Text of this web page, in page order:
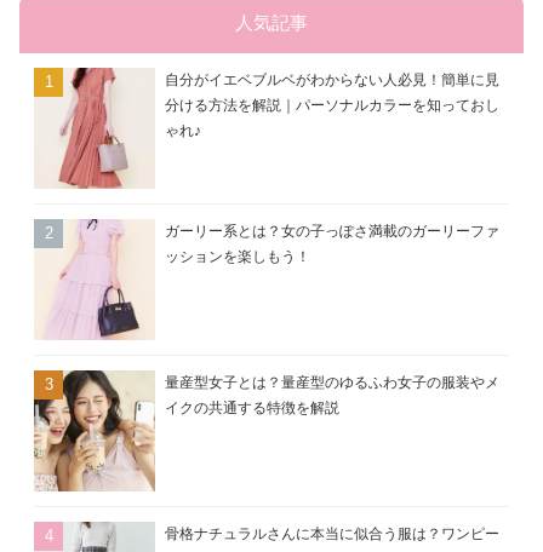
人気記事
自分がイエベブルベがわからない人必見！簡単に見
分ける方法を解説｜パーソナルカラーを知っておし
ゃれ♪
ガーリー系とは？女の子っぽさ満載のガーリーファ
ッションを楽しもう！
量産型女子とは？量産型のゆるふわ女子の服装やメ
イクの共通する特徴を解説
骨格ナチュラルさんに本当に似合う服は？ワンピー